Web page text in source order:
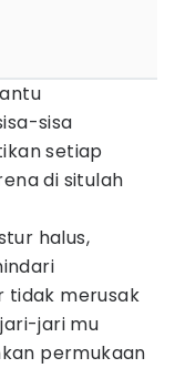
sisa
setiap
di situlah
halus,
tidak merusak
jari mu
permukaan